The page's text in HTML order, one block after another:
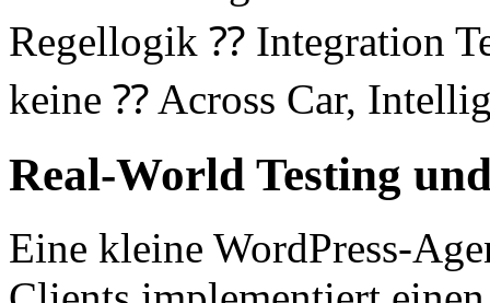
Regellogik ⁇ Integration
keine ⁇ Across Car,
Real-World Testing
Eine kleine WordPress-